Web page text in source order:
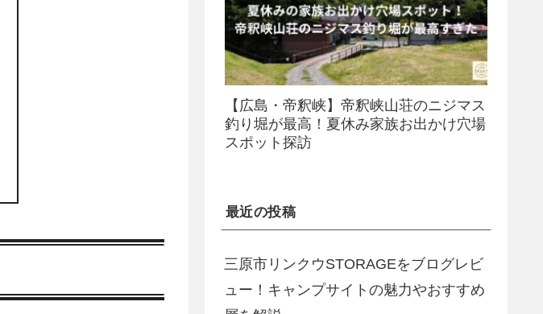
【広島・帝釈峡】帝釈峡山荘のニジマス
釣り堀が最高！夏休み家族お出かけ穴場
スポット探訪
最近の投稿
三原市リンクウSTORAGEをブログレビ
ュー！キャンプサイトの魅力やおすすめ